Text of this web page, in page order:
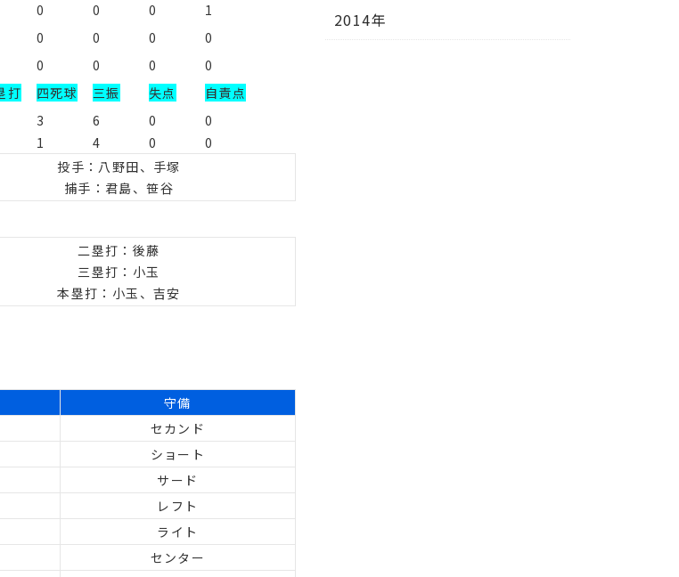
0 0 0
1
0 0 0
0
0 0 0
0
打 四死球 三振 失点
自責点
3 6 0
0
1 4 0
0
投手：八野田、手塚
捕手：君島、笹谷
二塁打：後藤
三塁打：小玉
本塁打：小玉、吉安
守備
セカンド
ショート
サード
レフト
ライト
センター
2014年